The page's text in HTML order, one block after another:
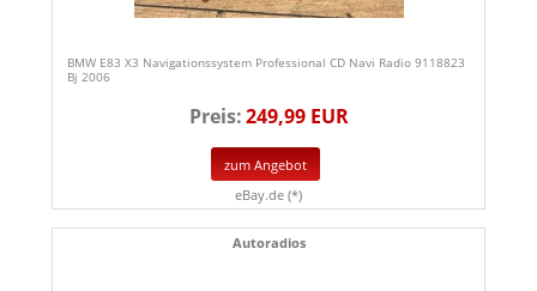
BMW E83 X3 Navigationssystem Professional CD Navi Radio 9118823
Bj 2006
Preis:249,99 EUR
zum Angebot
eBay.de (*)
Autoradios